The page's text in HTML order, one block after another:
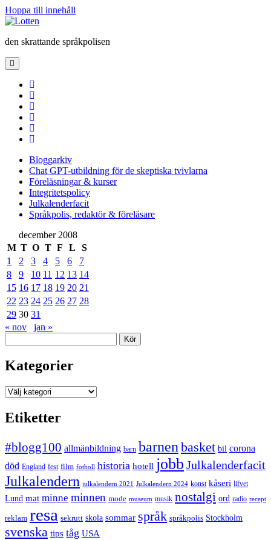
Hoppa till innehåll
Lotten
den skrattande språkpolisen
öppna
primär
Bloggarkiv
Chat GPT-utbildning för de skeptiska tvivlarna
Föreläsningar & kurser
Integritetspolicy
Julkalenderfacit
Språkpolis, redaktör & föreläsare
Sidopanel
december 2008
M T O T F L
S
1
2 3 4 5 6
7
8
9 10 11 12 13 14
15 16 17 18 19 20 21
22 23 24 25 26 27 28
29 30 31
« nov
jan »
Kategorier
Kategorier
Etiketter
#blogg100 allmänbildning barn barnen basket bil corona
död England fest film fotboll historia hotell jobb Julkalenderfacit
Julkalendern julkalendern 2021 Julkalendern 2024 konst kåseri lifvet
Lund mat minne minnen mode museum musik nostalgi ord radio recept
reklam resa sekrutt skola sommar språk språkpolis Stockholm
svenska tips tåg USA